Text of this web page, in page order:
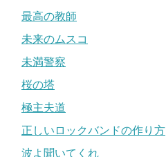
最高の教師
未来のムスコ
未満警察
桜の塔
極主夫道
正しいロックバンドの作り方
波よ聞いてくれ